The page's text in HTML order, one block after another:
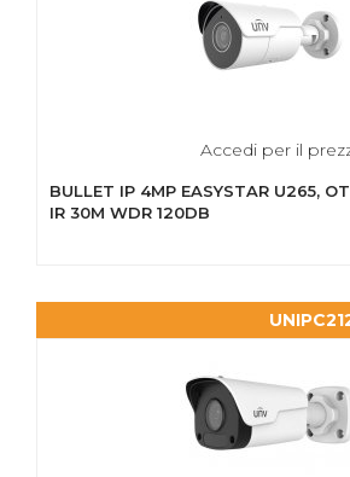
Accedi per il
BULLET IP 4MP EASYSTAR U265,
IR 30M WDR 120DB